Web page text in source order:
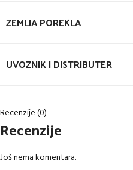
ZEMLJA POREKLA
UVOZNIK I DISTRIBUTER
Recenzije (0)
Recenzije
Još nema komentara.